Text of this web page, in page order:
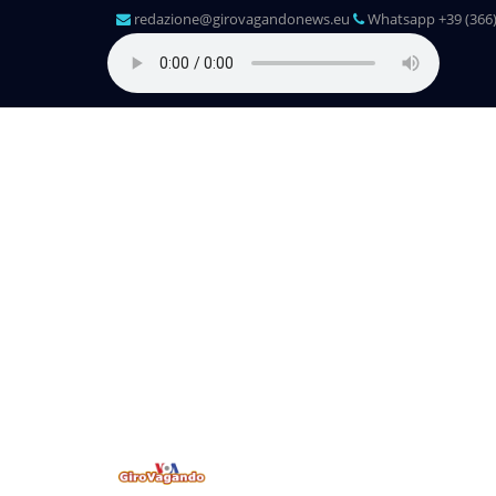
redazione@girovagandonews.eu Whatsapp +39